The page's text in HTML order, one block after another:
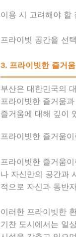
이용 시 고려해야 할
프라이빗 공간을 선
3. 프라이빗한 즐거움
부산은 대한민국의
프라이빗한 즐거움
즐거움에 대해 깊이
프라이빗한 즐거움
프라이빗한 즐거움
나 자신만의 공간과
적으로 자신과 동반
이러한 프라이빗한
기찬 도시에서는 일